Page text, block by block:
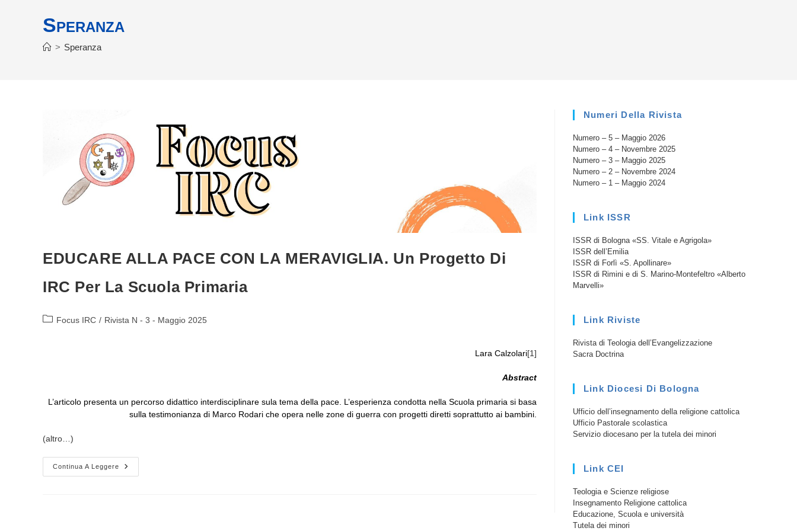
Speranza
> Speranza
EDUCARE ALLA PACE CON LA MERAVIGLIA. Un Progetto Di
IRC Per La Scuola Primaria
Categoria
Focus IRC / Rivista N - 3 - Maggio 2025
Lara Calzolari[1]
Abstract
L’articolo presenta un percorso didattico interdisciplinare sula tema della pace. L’esperienza condotta nella Scuola primaria si basa
sulla testimonianza di Marco Rodari che opera nelle zone di guerra con progetti diretti soprattutto ai bambini.
(altro…)
Continua A Leggere
EDUCARE
ALLA
Numeri Della Rivista
Numero – 5 – Maggio 2026
Numero – 4 – Novembre 2025
Numero – 3 – Maggio 2025
Numero – 2 – Novembre 2024
Numero – 1 – Maggio 2024
Link ISSR
ISSR di Bologna «SS. Vitale e Agrigola»
ISSR dell’Emilia
ISSR di Forlì «S. Apollinare»
ISSR di Rimini e di S. Marino-Montefeltro «Alberto
Marvelli»
Link Riviste
Rivista di Teologia dell’Evangelizzazione
Sacra Doctrina
Link Diocesi Di Bologna
Ufficio dell’insegnamento della religione cattolica
Ufficio Pastorale scolastica
Servizio diocesano per la tutela dei minori
Link CEI
Teologia e Scienze religiose
Insegnamento Religione cattolica
Educazione, Scuola e università
Tutela dei minori